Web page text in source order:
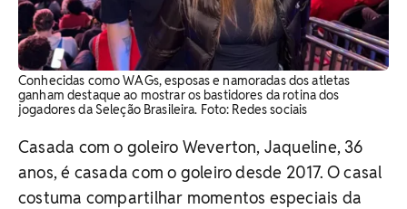
Conhecidas como WAGs, esposas e namoradas dos atletas
ganham destaque ao mostrar os bastidores da rotina dos
jogadores da Seleção Brasileira. Foto: Redes sociais
Casada com o goleiro Weverton, Jaqueline, 36
anos, é casada com o goleiro desde 2017. O casal
costuma compartilhar momentos especiais da